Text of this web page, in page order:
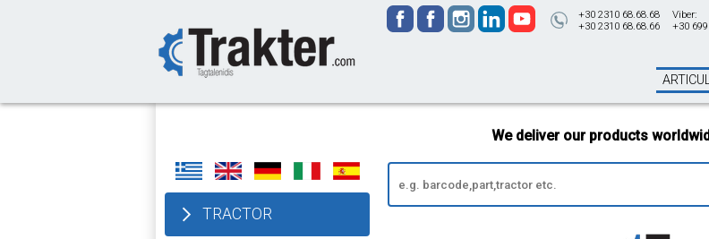
+30 2310 68.68.68
+30 2310 68.68.66
Viber:
+30
We deliver our products worldwide! All
TRACTOR